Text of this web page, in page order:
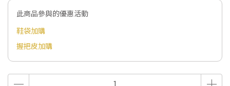
此商品參與的優惠活動
鞋袋加購
握把皮加購